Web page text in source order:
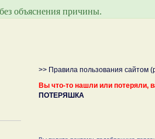
объяснения причины.
>> Правила пользования сайтом
Вы что-то нашли или потеряли,
ПОТЕРЯШКА